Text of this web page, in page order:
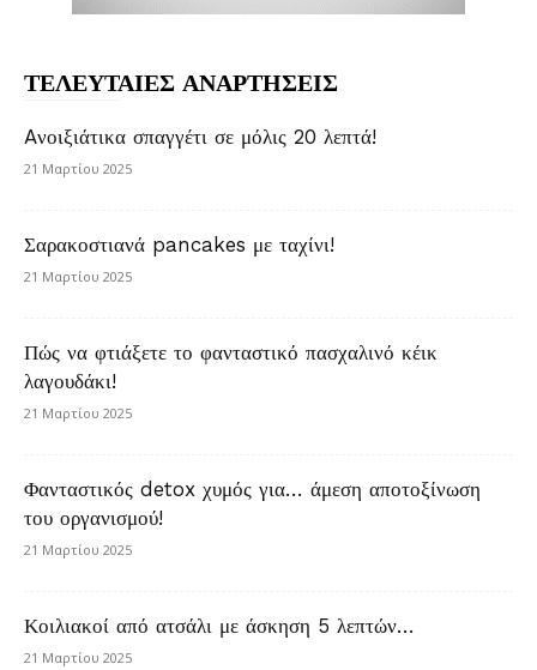
ΤΕΛΕΥΤΑΙΕΣ ΑΝΑΡΤΗΣΕΙΣ
Aνοιξιάτικα σπαγγέτι σε μόλις 20 λεπτά!
21 Μαρτίου 2025
Σαρακοστιανά pancakes με ταχίνι!
21 Μαρτίου 2025
Πώς να φτιάξετε το φανταστικό πασχαλινό κέικ
λαγουδάκι!
21 Μαρτίου 2025
Φανταστικός detox χυμός για… άμεση αποτοξίνωση
του οργανισμού!
21 Μαρτίου 2025
Κοιλιακοί από ατσάλι με άσκηση 5 λεπτών…
21 Μαρτίου 2025